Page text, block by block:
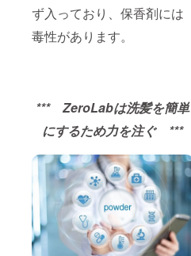
ず入っており、保香剤には
毒性があります。
*** ZeroLabは洗髪を簡単
にするため力を注ぐ ***